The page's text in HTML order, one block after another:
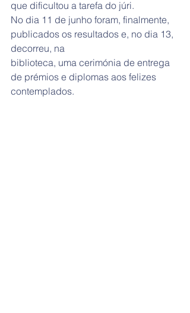
que dificultou a tarefa do júri.
No dia 11 de junho foram, finalmente,
publicados os resultados e, no dia 13,
decorreu, na
biblioteca, uma cerimónia de entrega
de prémios e diplomas aos felizes
contemplados.